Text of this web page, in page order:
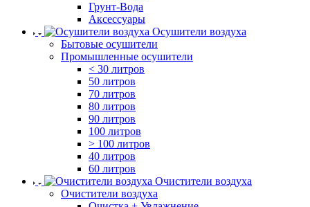
Грунт-Вода
Аксессуары
Осушители воздуха
Бытовые осушители
Промышленные осушители
< 30 литров
50 литров
70 литров
80 литров
90 литров
100 литров
> 100 литров
40 литров
60 литров
Очистители воздуха
Очистители воздуха